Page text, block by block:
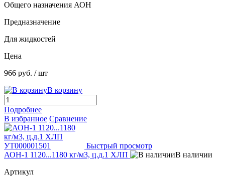
Общего назначения АОН
Предназначение
Для жидкостей
Цена
966 руб. / шт
В корзину
Подробнее
В избранное Сравнение
Быстрый просмотр
АОН-1 1120...1180 кг/м3, ц.д.1 ХЛП
В наличии
Артикул